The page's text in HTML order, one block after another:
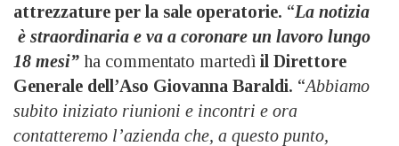
attrezzature per la sale operatorie. “La notizia
è straordinaria e va a coronare un lavoro lungo
18 mesi” ha commentato martedì il Direttore
Generale dell’Aso Giovanna Baraldi. “Abbiamo
subito iniziato riunioni e incontri e ora
contatteremo l’azienda che, a questo punto,